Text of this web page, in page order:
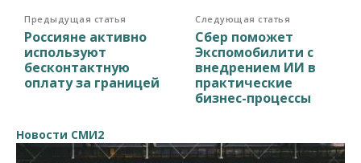
Предыдущая статья
Россияне активно
используют
бесконтактную
оплату за границей
Следующая статья
Сбер поможет
Экспомобилити с
внедрением ИИ в
практические
бизнес-процессы
Новости СМИ2